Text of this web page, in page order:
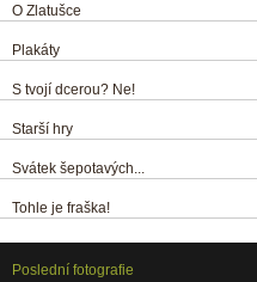
O Zlatušce
Plakáty
S tvojí dcerou? Ne!
Starší hry
Svátek šepotavých...
Tohle je fraška!
Poslední fotografie